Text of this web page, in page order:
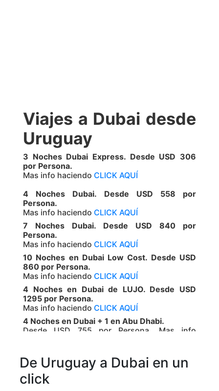
Viajes a Dubai desde
Uruguay
3 Noches Dubai Express. Desde USD 306
por Persona.
Mas info haciendo CLICK AQUÍ
4 Noches Dubai. Desde USD 558 por
Persona.
Mas info haciendo CLICK AQUÍ
7 Noches Dubai. Desde USD 840 por
Persona.
Mas info haciendo CLICK AQUÍ
10 Noches en Dubai Low Cost. Desde USD
860 por Persona.
Mas info haciendo CLICK AQUÍ
4 Noches en Dubai de LUJO. Desde USD
1295 por Persona.
Mas info haciendo CLICK AQUÍ
4 Noches en Dubai + 1 en Abu Dhabi.
Desde USD 755 por Persona. Mas info
Noches.
Desde USD 1755 por Persona. Mas info
haciendo
De Uruguay a Dubai en un
click